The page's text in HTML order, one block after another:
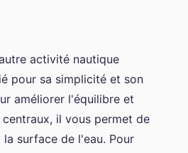
activité nautique
pour sa simplicité et son
améliorer l'équilibre et
il vous permet de
surface de l'eau. Pour